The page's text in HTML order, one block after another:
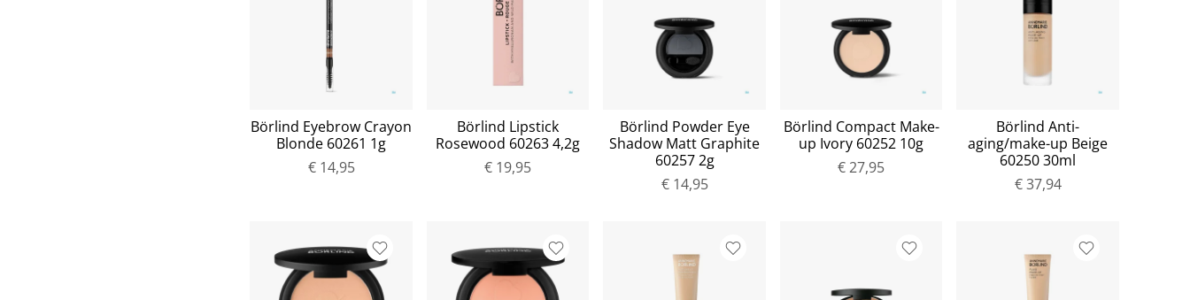
Börlind Eyebrow Crayon
Blonde 60261 1g
€ 14,95
Börlind Lipstick
Rosewood 60263 4,2g
€ 19,95
Börlind Powder Eye
Shadow Matt Graphite
60257 2g
€ 14,95
Börlind Compact Make-
up Ivory 60252 10g
€ 27,95
Börlind Anti-
aging/make-up Beige
60250 30ml
€ 37,94